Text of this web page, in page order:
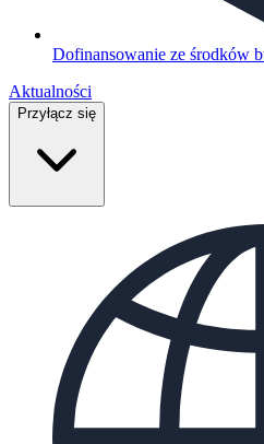
Dofinansowanie ze środków
Aktualności
Przyłącz się